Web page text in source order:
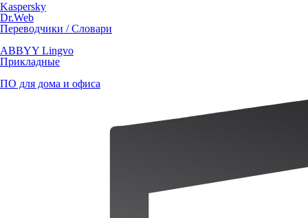
Kaspersky
Dr.Web
Переводчики / Словари
ABBYY Lingvo
Прикладные
ПО для дома и офиса